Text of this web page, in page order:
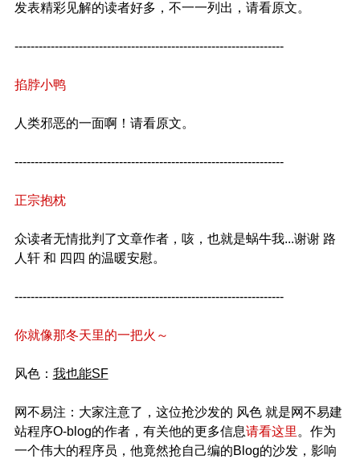
发表精彩见解的读者好多，不一一列出，请看原文。
-------------------------------------------------------------------
掐脖小鸭
人类邪恶的一面啊！请看原文。
-------------------------------------------------------------------
正宗抱枕
众读者无情批判了文章作者，咳，也就是蜗牛我...谢谢 路
人轩 和 四四 的温暖安慰。
-------------------------------------------------------------------
你就像那冬天里的一把火～
风色： 我也能SF
网不易注：大家注意了，这位抢沙发的 风色 就是网不易建
站程序O-blog的作者，有关他的更多信息请看这里 。作为
一个伟大的程序员，他竟然抢自己编的Blog的沙发，影响